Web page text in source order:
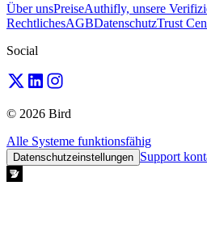
Über unsPreiseAuthifly, unsere
RechtlichesAGBDatenschutzTrust
Social
© 2026 Bird
Alle Systeme funktionsfähig
Datenschutzeinstellungen Support